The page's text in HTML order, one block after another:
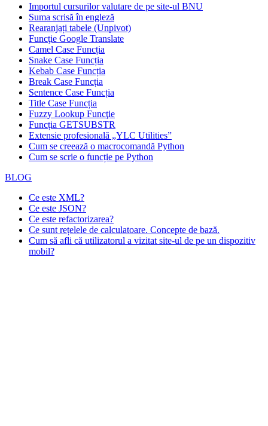
Importul cursurilor valutare de pe site-ul BNU
Suma scrisă în engleză
Rearanjați tabele (Unpivot)
Funcţie Google Translate
Camel Case Funcția
Snake Case Funcția
Kebab Case Funcția
Break Case Funcția
Sentence Case Funcția
Title Case Funcția
Fuzzy Lookup Funcţie
Funcția GETSUBSTR
Extensie profesională „YLC Utilities”
Cum se creează o macrocomandă Python
Cum se scrie o funcție pe Python
BLOG
Ce este XML?
Ce este JSON?
Ce este refactorizarea?
Ce sunt rețelele de calculatoare. Concepte de bază.
Cum să afli că utilizatorul a vizitat site-ul de pe un dispozitiv
mobil?